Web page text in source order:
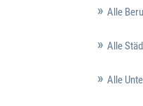
Alle
Alle
Alle